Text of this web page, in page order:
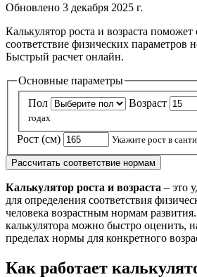
Обновлено 3 декабря 2025 г.
Калькулятор роста и возраста поможет
соответствие физических параметров
Быстрый расчет онлайн.
Основные параметры
Пол
Возраст
годах
Рост (см) Укажите рост в
Рассчитать соответствие нормам
Калькулятор роста и возраста – это
для определения соответствия
человека возрастным нормам
калькулятора можно быстро оценить,
пределах нормы для конкретного
Как работает